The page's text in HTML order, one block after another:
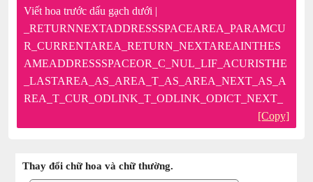
Viết hoa trước dấu gạch dưới |
_RETURNNEXTADDRESSSPACEAREA_PARAMCU
R_CURRENTAREA_RETURN_NEXTAREAINTHES
AMEADDRESSSPACEOR_C_NUL_LIF_ACURISTHE
_LASTAREA_AS_AREA_T_AS_AREA_NEXT_AS_A
REA_T_CUR_ODLINK_T_ODLINK_ODICT_NEXT_
[Copy]
Thay đổi chữ hoa và chữ thường.